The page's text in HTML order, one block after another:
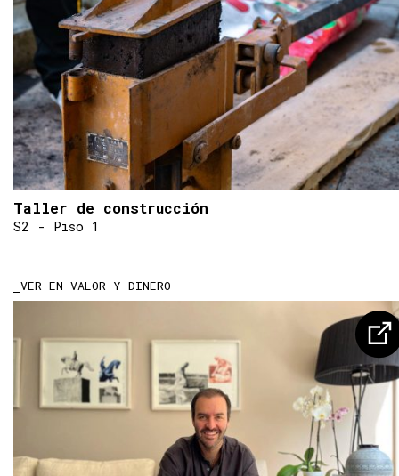
Taller de construcción
S2 - Piso 1
VER EN VALOR Y DINERO